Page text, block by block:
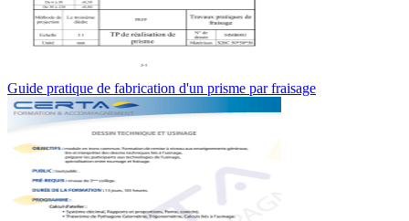
Guide pratique de fabrication d'un prisme par fraisage